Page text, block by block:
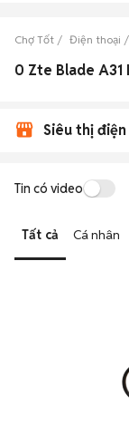
Chợ Tốt Điện thoại
0 Zte Blade A31
Siêu thị
Tin có video
Tất cả Cá nhân